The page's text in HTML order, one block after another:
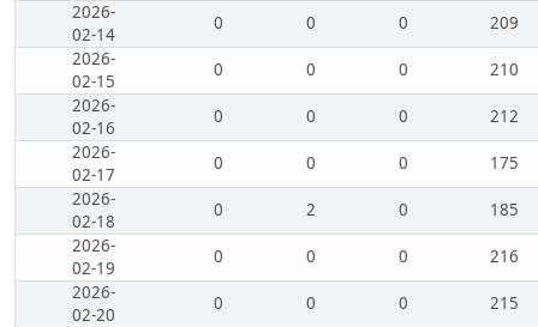
2026-
02-14
0 0 0
209
2026-
02-15
0 0 0
210
2026-
02-16
0 0 0
212
2026-
02-17
0 0 0
175
2026-
02-18
0 2 0
185
2026-
02-19
0 0 0
216
2026-
02-20
0 0 0
215